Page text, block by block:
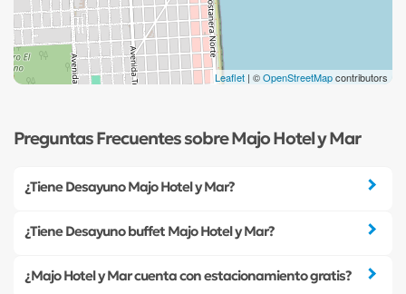
Leaflet | ©OpenStreetMapcontributors
Preguntas Frecuentes sobre Majo Hotel y Mar
¿Tiene Desayuno Majo Hotel y Mar?
¿Tiene Desayuno buffet Majo Hotel y Mar?
¿Majo Hotel y Mar cuenta con estacionamiento gratis?